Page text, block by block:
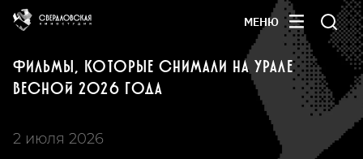
МЕНЮ
ФИЛЬМЫ, КОТОРЫЕ СНИМАЛИ НА УРАЛЕ
ВЕСНОЙ 2026 ГОДА
2 июля 2026